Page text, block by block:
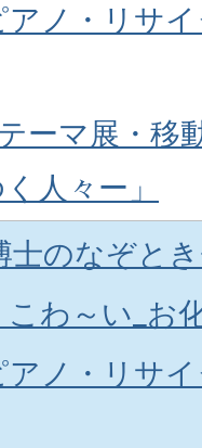
アノ・リサ
ーマ展・移
人々ー」
士のなぞと
こわ～い_お
アノ・リサ